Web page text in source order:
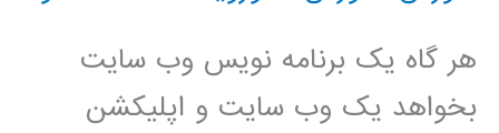
هر گاه یک برنامه نویس وب سایت
بخواهد یک وب سایت و اپلیکشن